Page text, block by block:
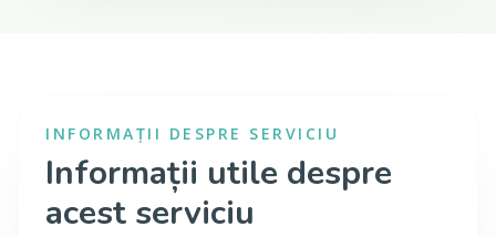
INFORMAȚII DESPRE SERVICIU
Informații utile despre
acest serviciu